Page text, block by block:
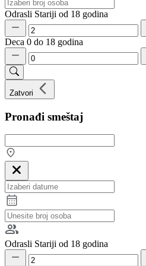
Odrasli Stariji od 18 godina
Deca 0 do 18 godina
Zatvori
Pronađi smeštaj
Odrasli Stariji od 18 godina